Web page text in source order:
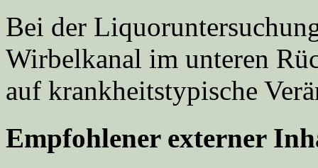
Bei der
Wirbelkanal im unteren
auf krankheitstypische
Empfohlener externer